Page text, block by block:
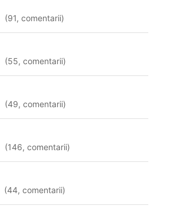
(91,comentarii)
(55,comentarii)
(49,comentarii)
(146,comentarii)
(44,comentarii)